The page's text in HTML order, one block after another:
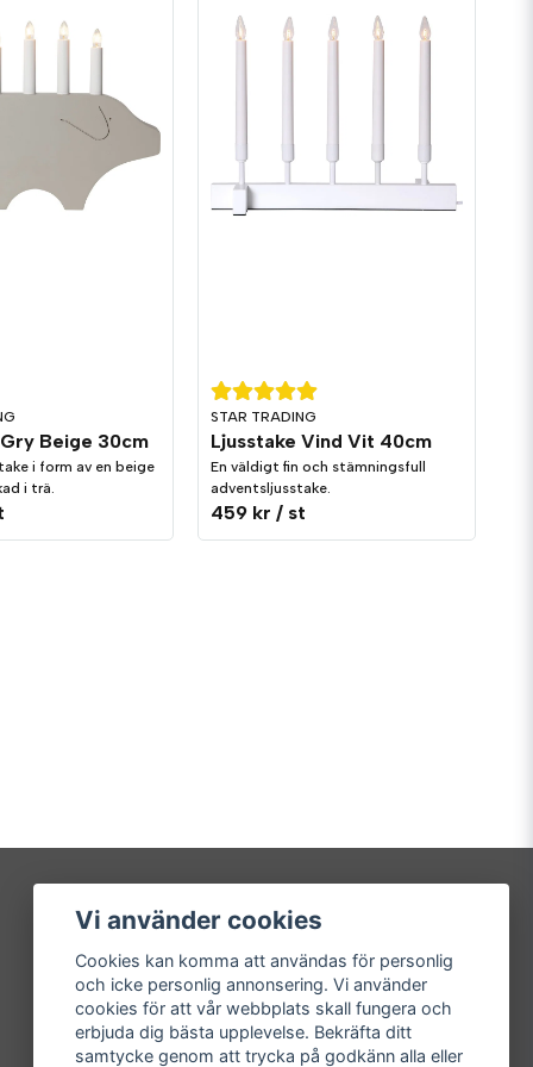
Beige 30cm
i form av en beige
i trä.
STAR TRADING
Ljusstake Vind Vit 40cm
En väldigt fin och stämningsfull
adventsljusstake.
459 kr / st
Mitt konto
Logga in
Registrera dig
Glömt lösenord?
Vi använder cookies
Cookies kan komma att användas för personlig
och icke personlig annonsering. Vi använder
cookies för att vår webbplats skall fungera och
erbjuda dig bästa upplevelse. Bekräfta ditt
samtycke genom att trycka på godkänn alla eller